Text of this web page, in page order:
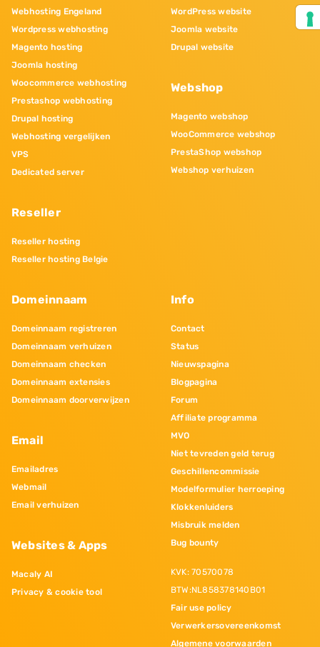
Webhosting Engeland
Wordpress webhosting
Magento hosting
Joomla hosting
Woocommerce webhosting
Prestashop webhosting
Drupal hosting
Webhosting vergelijken
VPS
Dedicated server
Reseller
Reseller hosting
Reseller hosting Belgie
WordPress website
Joomla website
Drupal website
Webshop
Magento webshop
WooCommerce webshop
PrestaShop webshop
Webshop verhuizen
Domeinnaam
Domeinnaam registreren
Domeinnaam verhuizen
Domeinnaam checken
Domeinnaam extensies
Domeinnaam doorverwijzen
Email
Emailadres
Webmail
Email verhuizen
Websites & Apps
Macaly AI
Privacy & cookie tool
Info
Contact
Status
Nieuwspagina
Blogpagina
Forum
Affiliate programma
MVO
Niet tevreden geld terug
Geschillencommissie
Modelformulier herroeping
Klokkenluiders
Misbruik melden
Bug bounty
KVK: 70570078
BTW:NL858378140B01
Fair use policy
Verwerkersovereenkomst
Algemene voorwaarden